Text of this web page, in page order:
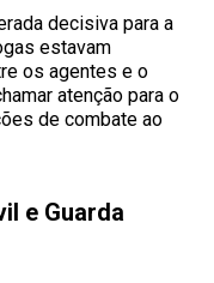
decisiva para a
estavam
os agentes e o
atenção para o
de combate ao
e Guarda